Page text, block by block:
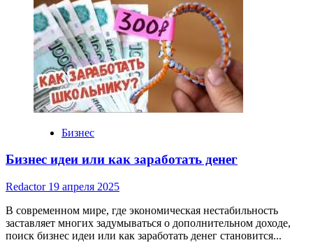
Бизнес
идеи
из
дерева
Бизнес
Бизнес идеи или как заработать денег
Redactor 19 апреля 2025
В современном мире, где экономическая нестабильность
заставляет многих задумываться о дополнительном доходе,
поиск бизнес идеи или как заработать денег становится...